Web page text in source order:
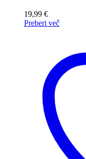
19,99 €
Preberi več